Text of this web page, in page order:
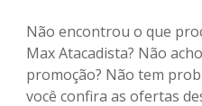
Não encontrou o que
Max Atacadista? Não
promoção? Não tem
você confira as ofertas